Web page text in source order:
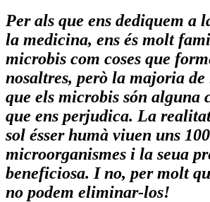
Per als que ens dediquem a
la medicina, ens és molt
microbis com coses que
nosaltres, però la majoria de
que els microbis són alguna
que ens perjudica. La
sol ésser humà viuen uns
microorganismes i la seua
beneficiosa. I no, per molt
no podem eliminar-los!